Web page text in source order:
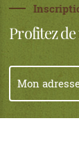
Profitez